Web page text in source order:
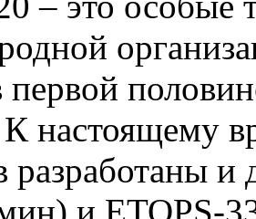
К настоящему
разработаны
и ETOPS-